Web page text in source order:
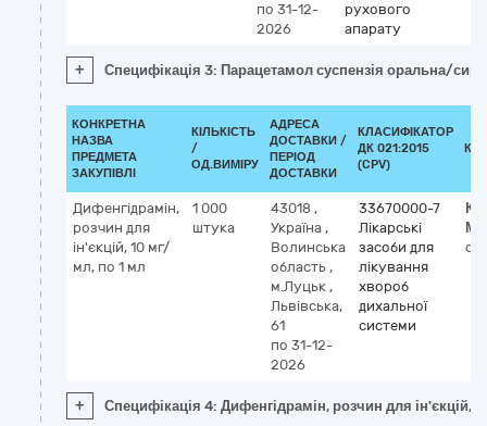
по 31-12-
2026
рухового
апарату
+ Специфікація 3: Парацетамол суспензія оральна/
КОНКРЕТНА
НАЗВА
ПРЕДМЕТА
ЗАКУПІВЛІ
КІЛЬКІСТЬ
/
ОД.ВИМІРУ
АДРЕСА
ДОСТАВКИ /
ПЕРІОД
ДОСТАВКИ
КЛАСИФІКАТОР
ДК 021:2015
(CPV)
Дифенгідрамін,
розчин для
ін'єкцій, 10 мг/
мл, по 1 мл
1 000
штука
43018 ,
Україна ,
Волинська
область ,
м.Луцьк ,
Львівська,
61
по 31-12-
2026
33670000-7
Лікарські
засоби для
лікування
хвороб
дихальної
системи
+ Специфікація 4: Дифенгідрамін, розчин для ін'єкцій,